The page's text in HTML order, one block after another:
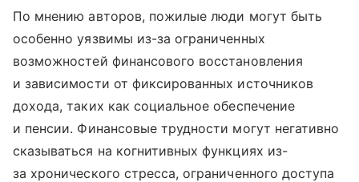
По мнению авторов, пожилые люди могут быть
особенно уязвимы из-за ограниченных
возможностей финансового восстановления
и зависимости от фиксированных источников
дохода, таких как социальное обеспечение
и пенсии. Финансовые трудности могут негативно
сказываться на когнитивных функциях из-
за хронического стресса, ограниченного доступа